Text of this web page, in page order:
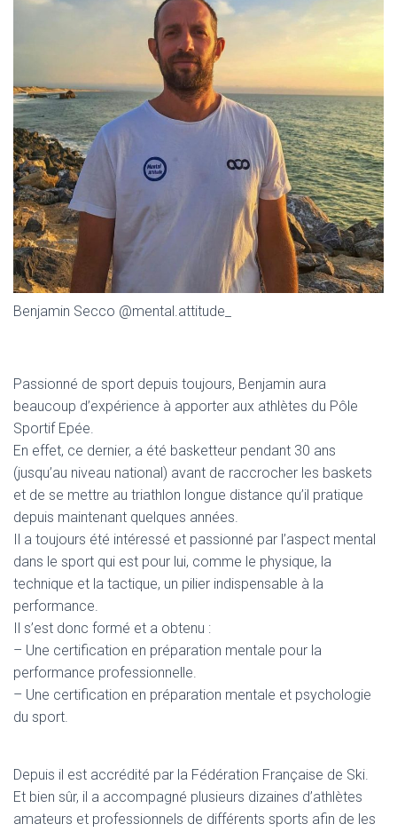
Benjamin Secco @mental.attitude_
Passionné de sport depuis toujours, Benjamin aura
beaucoup d’expérience à apporter aux athlètes du Pôle
Sportif Epée.
En effet, ce dernier, a été basketteur pendant 30 ans
(jusqu’au niveau national) avant de raccrocher les baskets
et de se mettre au triathlon longue distance qu’il pratique
depuis maintenant quelques années.
Il a toujours été intéressé et passionné par l’aspect mental
dans le sport qui est pour lui, comme le physique, la
technique et la tactique, un pilier indispensable à la
performance.
Il s’est donc formé et a obtenu :
– Une certification en préparation mentale pour la
performance professionnelle.
– Une certification en préparation mentale et psychologie
du sport.
Depuis il est accrédité par la Fédération Française de Ski.
Et bien sûr, il a accompagné plusieurs dizaines d’athlètes
amateurs et professionnels de différents sports afin de les